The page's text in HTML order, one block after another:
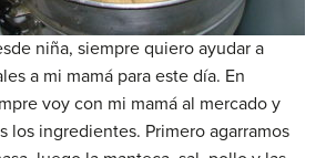
niña, siempre quiero ayudar a
a mi mamá para este día. En
voy con mi mamá al mercado y
los ingredientes. Primero agarramos